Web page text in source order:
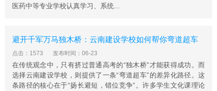
医药中等专业学校认真学习、系统...
避开千军万马独木桥：云南建设学校如何帮你弯道超车
点击：1573 发布时间：06-23
在传统观念中，只有挤过普通高考的“独木桥”才能获得成功。而
选择云南建设学校，则提供了一条“弯道超车”的差异化路径。这
条路径的核心在于“扬长避短，错位竞争”。许多学生文化课理论